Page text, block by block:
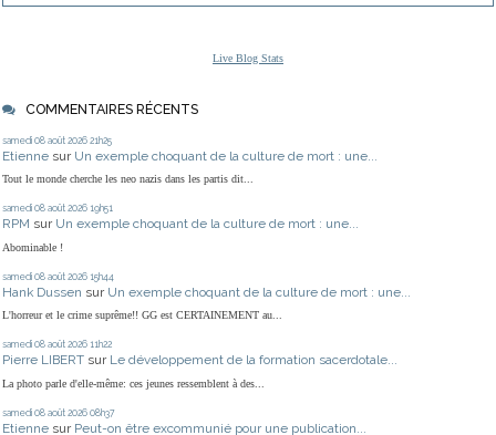
Live Blog Stats
COMMENTAIRES RÉCENTS
samedi 08 août 2026 21h25
Etienne sur Un exemple choquant de la culture de mort : une...
Tout le monde cherche les neo nazis dans les partis dit...
samedi 08 août 2026 19h51
RPM sur Un exemple choquant de la culture de mort : une...
Abominable !
samedi 08 août 2026 15h44
Hank Dussen sur Un exemple choquant de la culture de mort : une...
L'horreur et le crime suprême!! GG est CERTAINEMENT au...
samedi 08 août 2026 11h22
Pierre LIBERT sur Le développement de la formation sacerdotale...
La photo parle d'elle-même: ces jeunes ressemblent à des...
samedi 08 août 2026 08h37
Etienne sur Peut-on être excommunié pour une publication...